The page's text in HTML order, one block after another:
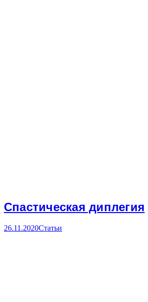
Спастическая диплегия
26.11.2020Статьи